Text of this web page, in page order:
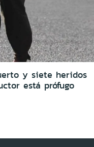
y siete heridos
está prófugo